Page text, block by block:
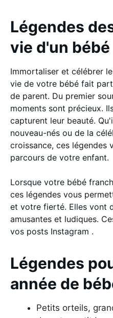
Légendes
vie d'un bébé
Immortaliser et célébrer
vie de votre bébé fait
de parent. Du premier
moments sont précieux.
capturent leur beauté.
nouveau-nés ou de la
croissance, ces légendes
parcours de votre enfant.
Lorsque votre bébé
ces légendes vous
et votre fierté. Elles vont
amusantes et ludiques.
vos posts Instagram .
Légendes
année de
Petits orteils,